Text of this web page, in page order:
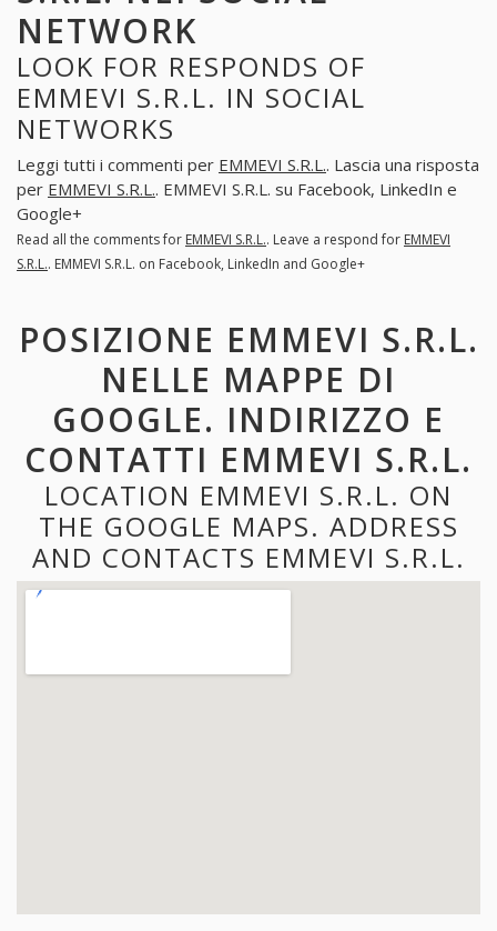
NETWORK
LOOK FOR RESPONDS OF
EMMEVI S.R.L. IN SOCIAL
NETWORKS
Leggi tutti i commenti per EMMEVI S.R.L.. Lascia una risposta
per EMMEVI S.R.L.. EMMEVI S.R.L. su Facebook, LinkedIn e
Google+
Read all the comments for EMMEVI S.R.L.. Leave a respond for EMMEVI
S.R.L.. EMMEVI S.R.L. on Facebook, LinkedIn and Google+
POSIZIONE EMMEVI S.R.L.
NELLE MAPPE DI
GOOGLE. INDIRIZZO E
CONTATTI EMMEVI S.R.L.
LOCATION EMMEVI S.R.L. ON
THE GOOGLE MAPS. ADDRESS
AND CONTACTS EMMEVI S.R.L.